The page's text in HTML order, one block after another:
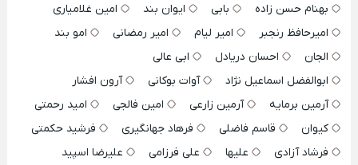
بهنام حسن زاده
بابی ایوان بند
امین غلامیاری
امیرحافظ رنجبر
امیر لیام امیر رمضانی
امو بند
الجان
احسان دریادل
ابی عالی
ابوالفضل اسماعیل نژاد
آوات بوکانی
آرون افشار
آرمین برمایه
آرمین زارعی امین فالجی
امید رحمتی
کیوان
قاسم فاضلی فرهاد جهانگیری
فرشید حکمتی
فرشاد آزادی
علیها علی فرزامی
علیرضا اسپید